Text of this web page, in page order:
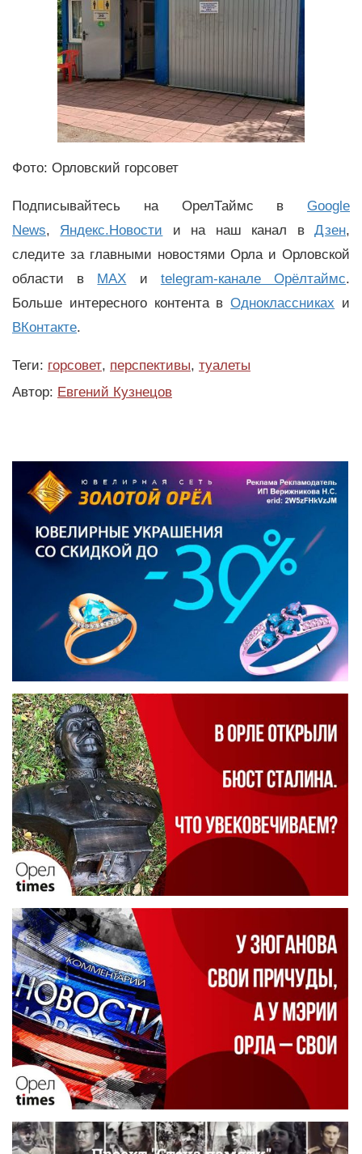
Фото: Орловский горсовет
Подписывайтесь на ОрелТаймс в Google
News, Яндекс.Новости и на наш канал вДзен,
следите за главными новостями Орла и Орловской
области в MAX и telegram-канале Орёлтаймс.
Больше интересного контента вОдноклассниках и
ВКонтакте.
Теги: горсовет, перспективы, туалеты
Автор: Евгений Кузнецов